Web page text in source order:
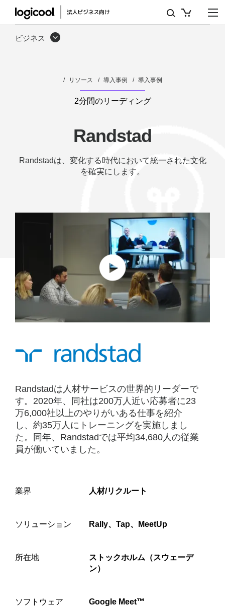
ケ
ー
RANDSTAD
ク
で
オ
ラ
議
を
標
準
ビジネス
リソース 導入事例 導入事例
2分間のリーディング
Randstad
Randstadは、変化する時代において統一された文化
を確実にします。
Randstadは人材サービスの世界的リーダーで
す。2020年、同社は200万人近い応募者に23
万6,000社以上のやりがいある仕事を紹介
し、約35万人にトレーニングを実施しまし
た。同年、Randstadでは平均34,680人の従業
員が働いていました。
業界 人材/リクルート
ソリューション Rally、Tap、MeetUp
所在地
ストックホルム（スウェーデ
ン）
ソフトウェア Google Meet™